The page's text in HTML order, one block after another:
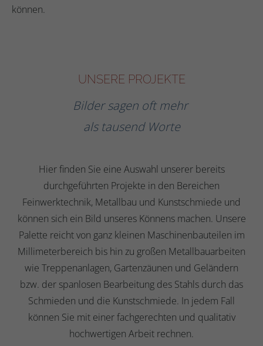
können.
UNSERE PROJEKTE
Bilder sagen oft mehr
als tausend Worte
Hier finden Sie eine Auswahl unserer bereits
durchgeführten Projekte in den Bereichen
Feinwerktechnik, Metallbau und Kunstschmiede und
können sich ein Bild unseres Könnens machen. Unsere
Palette reicht von ganz kleinen Maschinenbauteilen im
Millimeterbereich bis hin zu großen Metallbauarbeiten
wie Treppenanlagen, Gartenzäunen und Geländern
bzw. der spanlosen Bearbeitung des Stahls durch das
Schmieden und die Kunstschmiede. In jedem Fall
können Sie mit einer fachgerechten und qualitativ
hochwertigen Arbeit rechnen.